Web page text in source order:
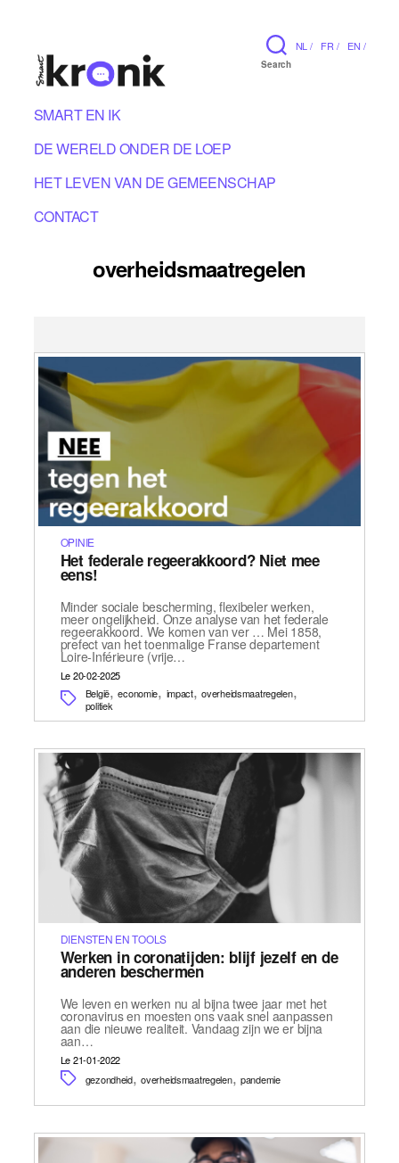
NL / FR / EN /
Search
SMART EN IK
DE WERELD ONDER DE LOEP
HET LEVEN VAN DE GEMEENSCHAP
CONTACT
overheidsmaatregelen
OPINIE
Het federale regeerakkoord? Niet mee
eens!
Minder sociale bescherming, flexibeler werken,
meer ongelijkheid. Onze analyse van het federale
regeerakkoord. We komen van ver … Mei 1858,
prefect van het toenmalige Franse departement
Loire-Inférieure (vrije…
Le 20-02-2025
België,economie, impact,overheidsmaatregelen,
politiek
DIENSTEN EN TOOLS
Werken in coronatijden: blijf jezelf en de
anderen beschermen
We leven en werken nu al bijna twee jaar met het
coronavirus en moesten ons vaak snel aanpassen
aan die nieuwe realiteit. Vandaag zijn we er bijna
aan…
Le 21-01-2022
gezondheid,overheidsmaatregelen, pandemie